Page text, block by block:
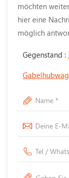
möchten
hier eine
möglich
Gegenstand :